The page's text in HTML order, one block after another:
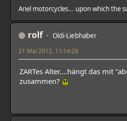
Ariel motorcycles... upon which the
rolf Oldi-Liebhaber
21 Mai 2012, 11:14:28
ZARTes Alter....hängt das mit
zusammen?